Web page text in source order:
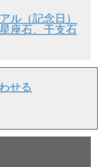
ル（記念日）
座石、干支石
せる